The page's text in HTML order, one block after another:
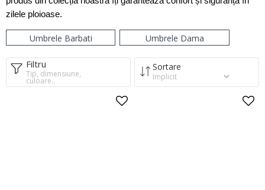
zilele ploioase.
Umbrele Barbati Umbrele Dama
Filtru
Tip, dimensiune,
culoare..
Sortare